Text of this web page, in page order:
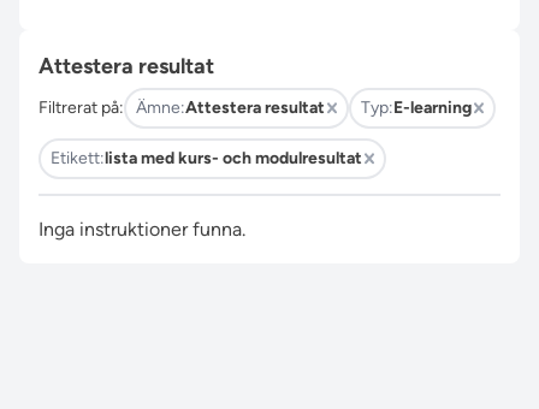
Attestera resultat
Filtrerat på: Ämne:Attestera resultat Typ:E-learning
Etikett:lista med kurs- och modulresultat
Inga instruktioner funna.